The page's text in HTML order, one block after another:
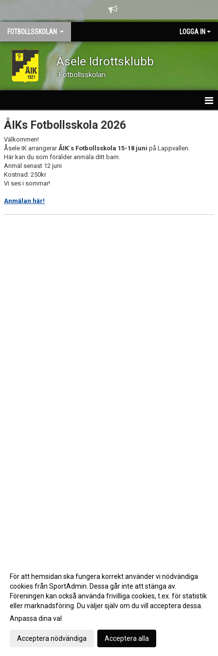
FOTBOLLSSKOLAN LOGGA IN
Åsele Idrottsklubb
Fotbollsskolan
HEM
NYHETER
KALENDER
GÄSTBOK
BILDGALLERI
ÅIKs Fotbollsskola 2026
Välkommen!
Åsele IK arrangerarÅIK´s Fotbollsskola 15-18 juni på Lappvallen.
Här kan du som förälder anmäla ditt barn.
Anmäl senast 12 juni
Kostnad: 250kr
Vi ses i sommar!
Anmälan här!
Gå till Webbversion
För att hemsidan ska fungera korrekt använder vi nödvändiga
cookies från SportAdmin. Dessa går inte att stänga av.
Föreningen kan också använda frivilliga cookies, t.ex. för statistik
eller marknadsföring. Du väljer själv om du vill acceptera dessa.
Anpassa dina val
Acceptera nödvändiga Acceptera alla